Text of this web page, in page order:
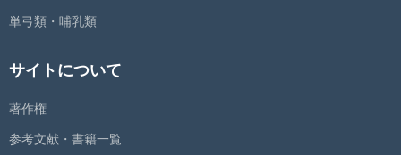
単弓類・哺乳類
サイトについて
著作権
参考文献・書籍一覧